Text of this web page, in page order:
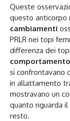
Queste
questo anticorpo
cambiamenti
PRLR nei topi
differenza dei
si confrontavano
in allattamento
mostravano un
quanto riguarda
resto.